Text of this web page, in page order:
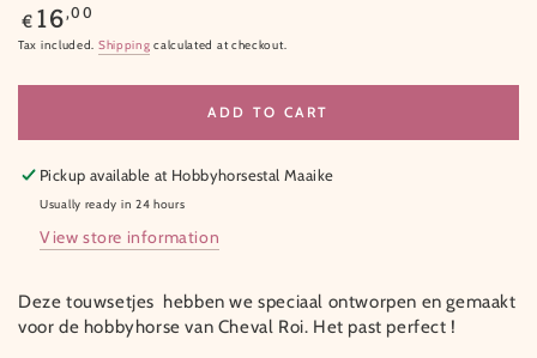
Regular
price
€ 16,00
Tax included. Shipping calculated at checkout.
ADD TO CART
Pickup available at Hobbyhorsestal Maaike
Usually ready in 24 hours
View store information
Deze touwsetjes hebben we speciaal ontworpen en gemaakt
voor de hobbyhorse van Cheval Roi. Het past perfect !